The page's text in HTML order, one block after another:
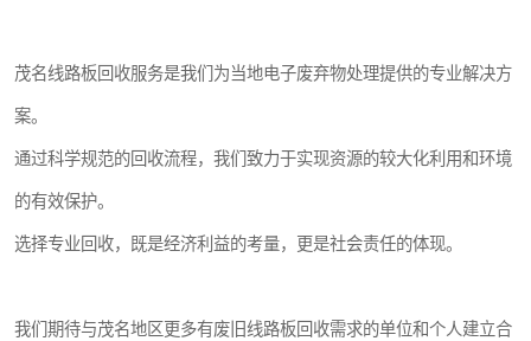
茂名线路板回收服务是我们为当地电子废弃物处理提供的专业解决方
案。
通过科学规范的回收流程，我们致力于实现资源的较大化利用和环境
的有效保护。
选择专业回收，既是经济利益的考量，更是社会责任的体现。
我们期待与茂名地区更多有废旧线路板回收需求的单位和个人建立合